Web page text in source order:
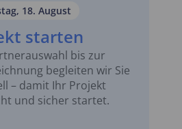
18. August
starten
bis zur
begleiten wir Sie
– damit Ihr Projekt
und sicher startet.